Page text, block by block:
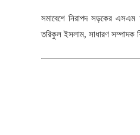
সমাবেশে নিরাপদ সড়কের
তরিকুল ইসলাম, সাধারণ সম্পাদক